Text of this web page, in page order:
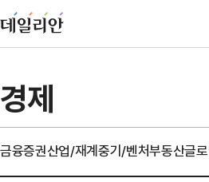
경제
금융증권산업/재계중기/벤처부동산글